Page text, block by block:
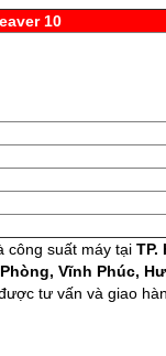
10
công suất máy tại TP.
Vĩnh Phúc,
tư vấn và giao